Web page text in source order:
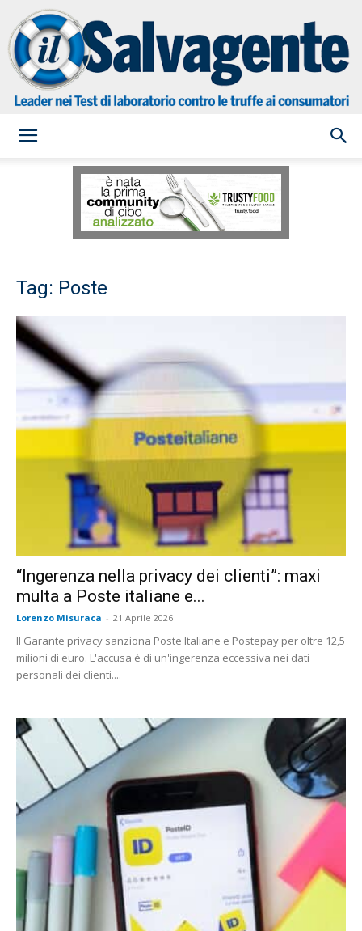
Salvagente
Tag: Poste
“Ingerenza nella privacy dei clienti”: maxi
multa a Poste italiane e...
Lorenzo Misuraca - 21 Aprile 2026
Il Garante privacy sanziona Poste Italiane e Postepay per oltre 12,5
milioni di euro. L'accusa è di un'ingerenza eccessiva nei dati
personali dei clienti....